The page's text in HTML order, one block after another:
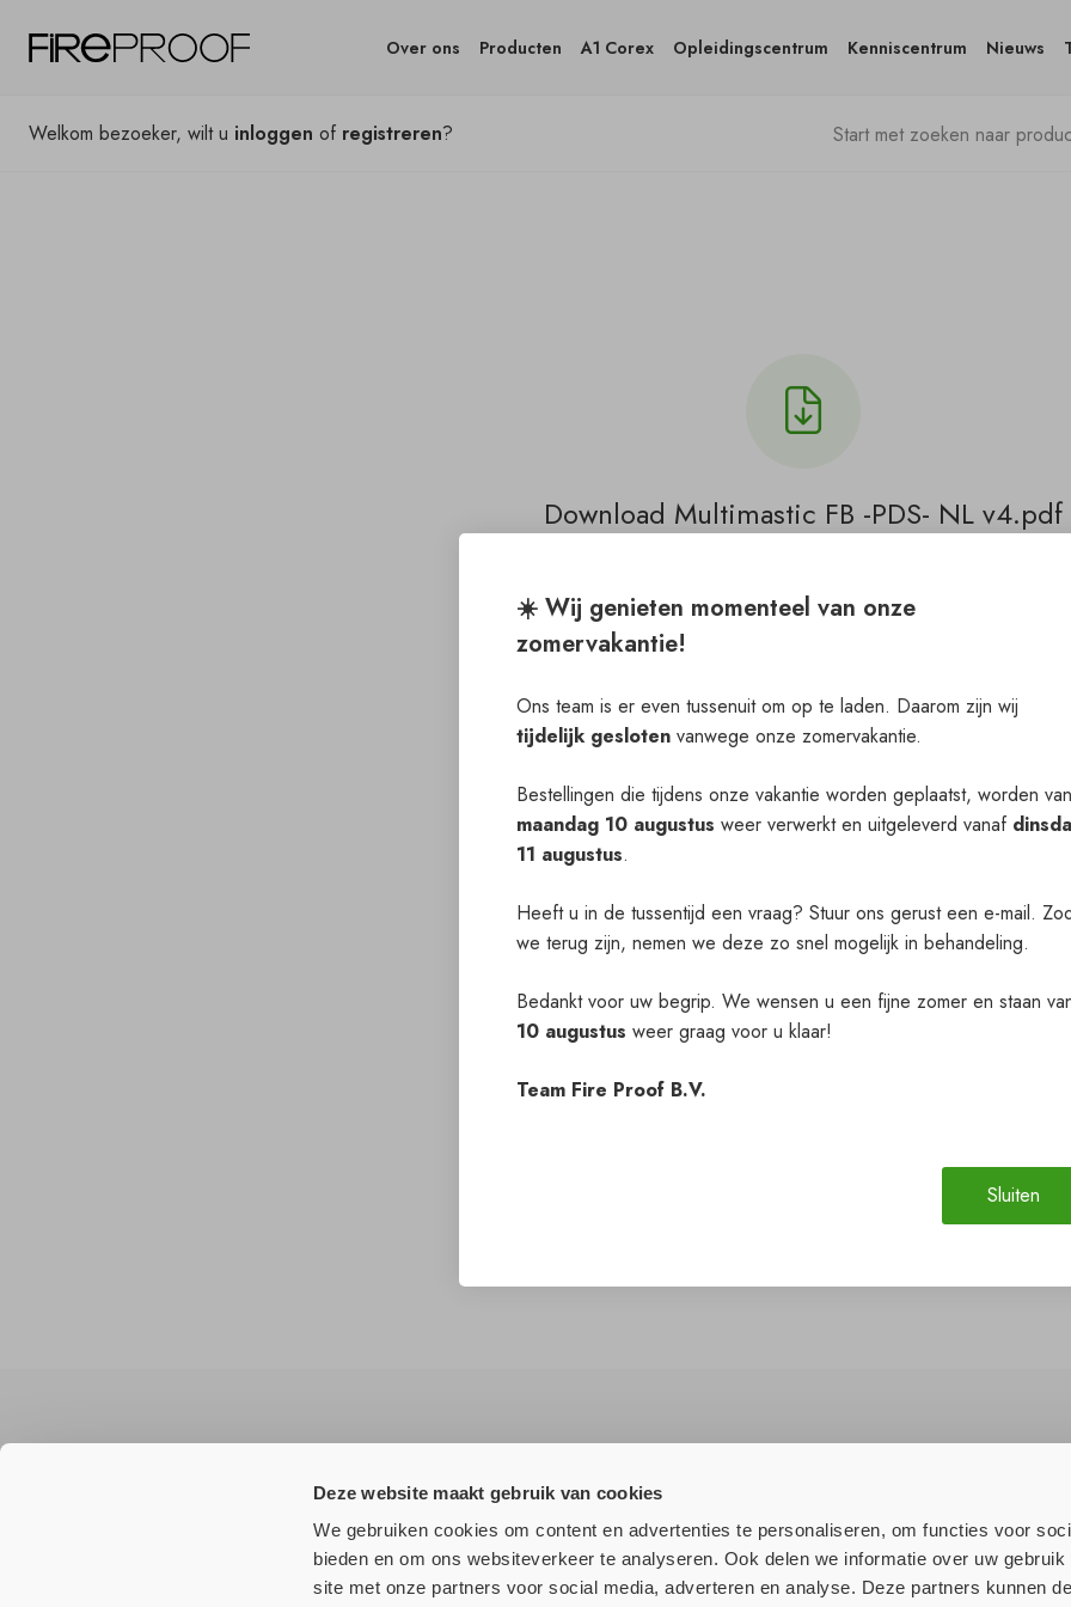
Deze website maakt gebruik van cookies
We gebruiken cookies om content en advertenties te personaliseren, om functies voor
bieden en om ons websiteverkeer te analyseren. Ook delen we informatie over uw gebruik
site met onze partners voor social media, adverteren en analyse. Deze partners kunnen
Over ons Producten A1 Corex Opleidingscentrum Kenniscentrum Nieuws
Welkom bezoeker, wilt u inloggen of registreren?
Download Multimastic FB -PDS- NL v4.pdf
hier .
Verder
☀️ Wij genieten momenteel van onze
zomervakantie!
Ons team is er even tussenuit om op te laden. Daarom zijn wij
tijdelijk gesloten vanwege onze zomervakantie.
Bestellingen die tijdens onze vakantie worden geplaatst, worden
maandag 10 augustus weer verwerkt en uitgeleverd vanaf
11 augustus.
Heeft u in de tussentijd een vraag? Stuur ons gerust een e-mail.
we terug zijn, nemen we deze zo snel mogelijk in behandeling.
Bedankt voor uw begrip. We wensen u een fijne zomer en staan
10 augustus weer graag voor u klaar!
Team Fire Proof B.V.
Sluiten